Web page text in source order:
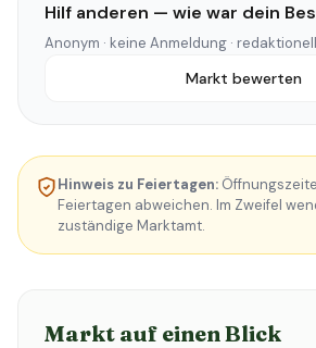
Hilf anderen — wie war dein
Anonym · keine Anmeldung ·
Markt bewerten
Hinweis zu Feiertagen:
Feiertagen abweichen. Im Zweifel
zuständige Marktamt.
Markt auf einen Blick